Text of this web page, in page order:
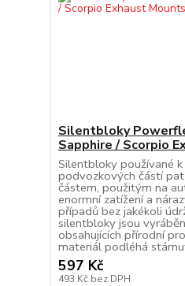
Silentbloky
Sapphire / Scorpio
Silentbloky používané
podvozkových částí
částem, použitým na
enormní zatížení a
případů bez jakékoli
silentbloky jsou
obsahujících přírodní
materiál podléhá
597 Kč
493 Kč bez DPH